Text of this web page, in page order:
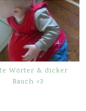
Wörter & dicker
Bauch <3